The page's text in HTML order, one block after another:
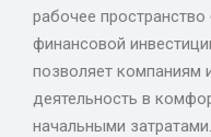
рабочее
финансовой
позволяет компаниям
деятельность в
начальными затратами.